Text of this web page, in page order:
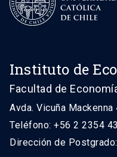
Instituto de
Facultad de
Avda. Vicuña
Teléfono: +56 2 2354
Dirección de